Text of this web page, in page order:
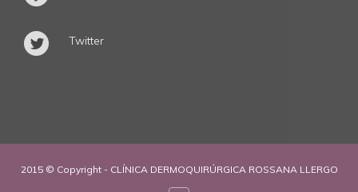
Twitter
2015 © Copyright - CLÍNICA DERMOQUIRÚRGICA ROSSANA LLERGO